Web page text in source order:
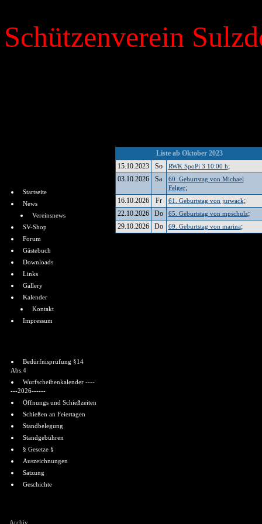
Schützenverein
Startseite
News
Vereinsnews
SV-Shop
Forum
Gästebuch
Downloads
Links
Gallery
Kalender
Kontakt
Impressum
Bedürfnisprüfung §14
Abs.4
Wurfscheibenkalender ----
---2026------
Öffnungs und Schießzeiten
Schießen an Feiertagen
Standbelegung
Standgebühren
§ Gesetze §
Auszeichnungen
Satzung
Geschichte
Archiv
Liste ab Oktober 2023
15.10.2023
So RWK SpoPi 3 10:00 h;
03.10.2026
Sa
60. Geburtstag von Michael
Felger;
16.10.2026
Fr 61. Geburtstag von jurwack;
22.10.2026
Do 65. Geburtstag von mpschulz;
29.10.2026
Do 69. Geburtstag von marina;